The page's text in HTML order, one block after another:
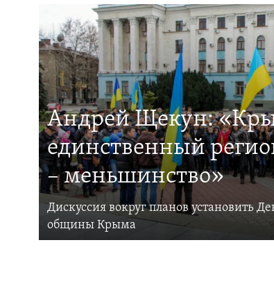
Андрей Щекун:
единственный
– меньшинство»
Дискуссия вокруг планов установить
общины Крыма